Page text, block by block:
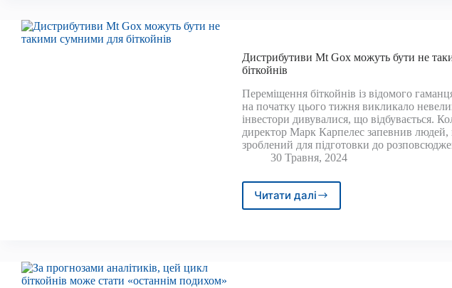
проектів
енергетики
Дистрибутиви Mt Gox можуть бути не
біткойнів
Переміщення біткойнів із відомого
на початку цього тижня викликало
інвестори дивувалися, що відбувається.
директор Марк Карпелес запевнив
зроблений для підготовки до
30 Травня, 2024
Читати даліДистрибутиви
Mt